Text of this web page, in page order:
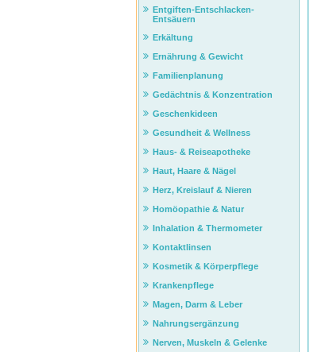
Entgiften-Entschlacken-
Entsäuern
Erkältung
Ernährung & Gewicht
Familienplanung
Gedächtnis & Konzentration
Geschenkideen
Gesundheit & Wellness
Haus- & Reiseapotheke
Haut, Haare & Nägel
Herz, Kreislauf & Nieren
Homöopathie & Natur
Inhalation & Thermometer
Kontaktlinsen
Kosmetik & Körperpflege
Krankenpflege
Magen, Darm & Leber
Nahrungsergänzung
Nerven, Muskeln & Gelenke